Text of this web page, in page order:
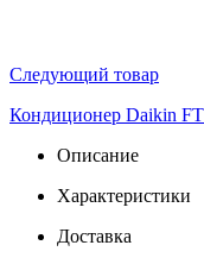
Следующий товар
Кондиционер Daikin
Описание
Характеристики
Доставка